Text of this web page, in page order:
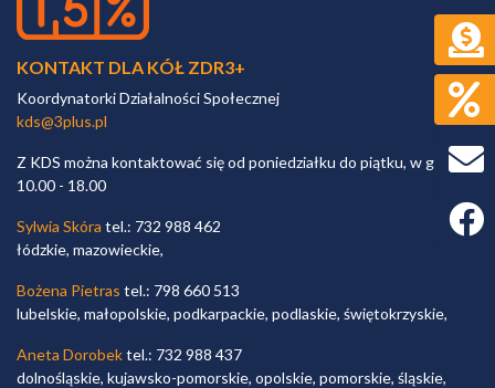
KONTAKT DLA KÓŁ ZDR3+
Koordynatorki Działalności Społecznej
kds@3plus.pl
Z KDS można kontaktować się od poniedziałku do piątku, w godz.
10.00 - 18.00
Sylwia Skóra tel.: 732 988 462
łódzkie, mazowieckie,
Bożena Pietras tel.: 798 660 513
lubelskie, małopolskie, podkarpackie, podlaskie, świętokrzyskie,
Aneta Dorobektel.: 732 988 437
dolnośląskie, kujawsko-pomorskie, opolskie, pomorskie, śląskie,